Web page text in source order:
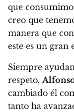
que
creo que
manera que
este es un gran
Siempre
respeto,
cambiado él
tanto ha